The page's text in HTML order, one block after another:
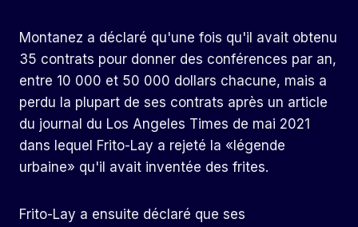
Montanez a déclaré qu'une fois qu'il avait obtenu
35 contrats pour donner des conférences par an,
entre 10 000 et 50 000 dollars chacune, mais a
perdu la plupart de ses contrats après un article
du journal du Los Angeles Times de mai 2021
dans lequel Frito-Lay a rejeté la «légende
urbaine» qu'il avait inventée des frites.
Frito-Lay a ensuite déclaré que ses